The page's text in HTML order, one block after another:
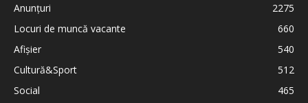
Anunțuri
2275
Locuri de muncă vacante
660
Afișier
540
Cultură&Sport
512
Social
465